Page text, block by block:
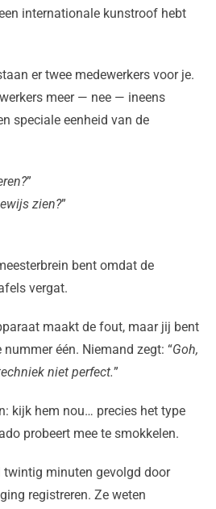
internationale kunstroof hebt
er twee medewerkers voor je.
meer — nee — ineens
speciale eenheid van de
”
zien?”
bent omdat de
vergat.
maakt de fout, maar jij bent
één. Niemand zegt: “Goh,
niet perfect.”
kijk hem nou… precies het type
probeert mee te smokkelen.
twintig minuten gevolgd door
registreren. Ze weten